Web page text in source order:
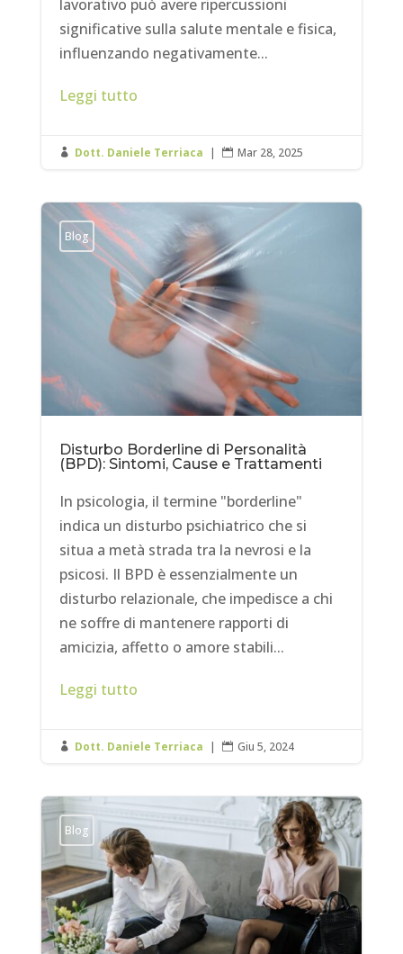
lavorativo può avere ripercussioni
significative sulla salute mentale e fisica,
influenzando negativamente...
Leggi tutto
 Dott. Daniele Terriaca |  Mar 28, 2025
Blog
Disturbo Borderline di Personalità
(BPD): Sintomi, Cause e Trattamenti
In psicologia, il termine "borderline"
indica un disturbo psichiatrico che si
situa a metà strada tra la nevrosi e la
psicosi. Il BPD è essenzialmente un
disturbo relazionale, che impedisce a chi
ne soffre di mantenere rapporti di
amicizia, affetto o amore stabili...
Leggi tutto
 Dott. Daniele Terriaca |  Giu 5, 2024
Blog